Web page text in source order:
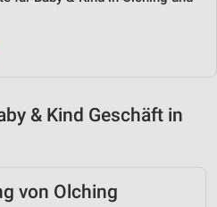
& Kind Geschäft in
von Olching